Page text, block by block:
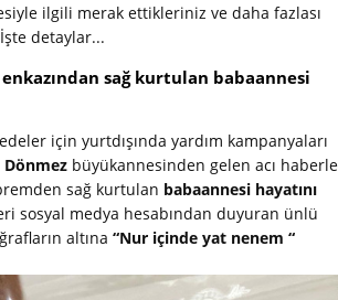
ilgili merak ettikleriniz ve daha fazlası
detaylar...
sağ kurtulan babaannesi
için yurtdışında yardım kampanyaları
Dönmez büyükannesinden gelen acı haberle
sağ kurtulan babaannesi hayatını
sosyal medya hesabından duyuran ünlü
altına “Nur içinde yat nenem “